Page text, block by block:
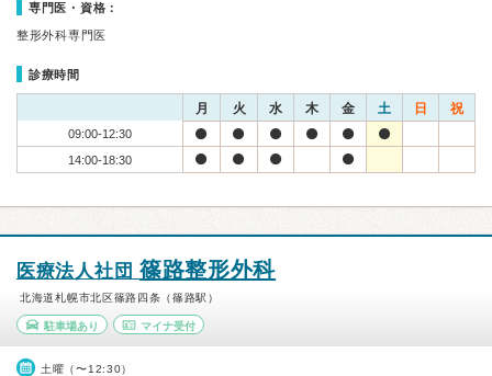
専門医・資格：
整形外科専門医
診療時間
月 火 水 木 金 土 日 祝
09:00-12:30
14:00-18:30
医療法人社団 篠路整形外科
北海道札幌市北区篠路四条（篠路駅）
駐車場あり マイナ受付
土曜（〜12:30）